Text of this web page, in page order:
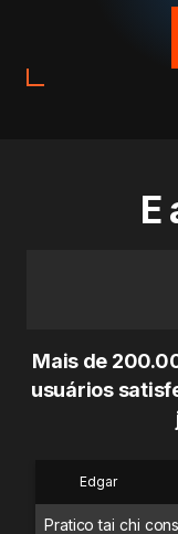
E
Mais de
usuários
Edgar
Pratico tai chi